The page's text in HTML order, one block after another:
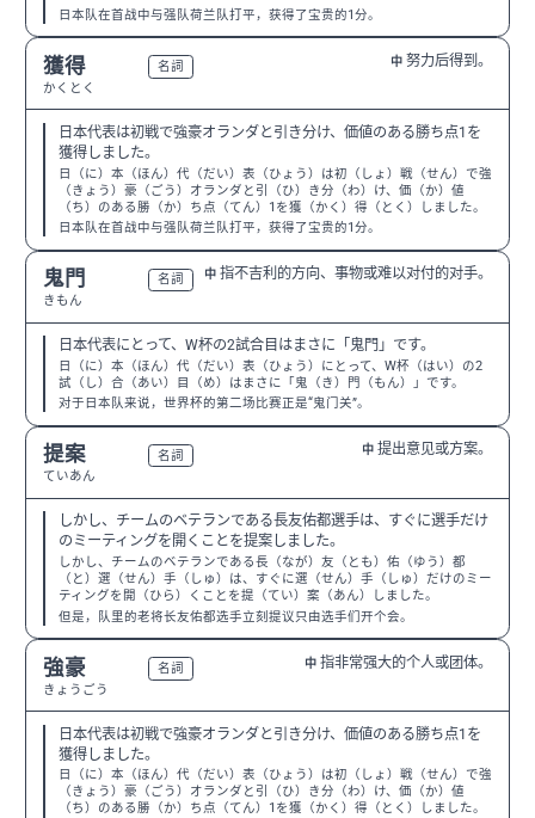
日本队在首战中与强队荷兰队打平，获得了宝贵的1分。
獲得
かくとく
名詞 中 努力后得到。
日本代表は初戦で強豪オランダと引き分け、価値のある勝ち点1を
獲得しました。
日（に）本（ほん）代（だい）表（ひょう）は初（しょ）戦（せん）で強
（きょう）豪（ごう）オランダと引（ひ）き分（わ）け、価（か）値
（ち）のある勝（か）ち点（てん）1を獲（かく）得（とく）しました。
日本队在首战中与强队荷兰队打平，获得了宝贵的1分。
鬼門
きもん
名詞 中 指不吉利的方向、事物或难以对付的对手。
日本代表にとって、W杯の2試合目はまさに「鬼門」です。
日（に）本（ほん）代（だい）表（ひょう）にとって、W杯（はい）の2
試（し）合（あい）目（め）はまさに「鬼（き）門（もん）」です。
对于日本队来说，世界杯的第二场比赛正是“鬼门关”。
提案
ていあん
名詞 中 提出意见或方案。
しかし、チームのベテランである長友佑都選手は、すぐに選手だけ
のミーティングを開くことを提案しました。
しかし、チームのベテランである長（なが）友（とも）佑（ゆう）都
（と）選（せん）手（しゅ）は、すぐに選（せん）手（しゅ）だけのミー
ティングを開（ひら）くことを提（てい）案（あん）しました。
但是，队里的老将长友佑都选手立刻提议只由选手们开个会。
強豪
きょうごう
名詞 中 指非常强大的个人或团体。
日本代表は初戦で強豪オランダと引き分け、価値のある勝ち点1を
獲得しました。
日（に）本（ほん）代（だい）表（ひょう）は初（しょ）戦（せん）で強
（きょう）豪（ごう）オランダと引（ひ）き分（わ）け、価（か）値
（ち）のある勝（か）ち点（てん）1を獲（かく）得（とく）しました。